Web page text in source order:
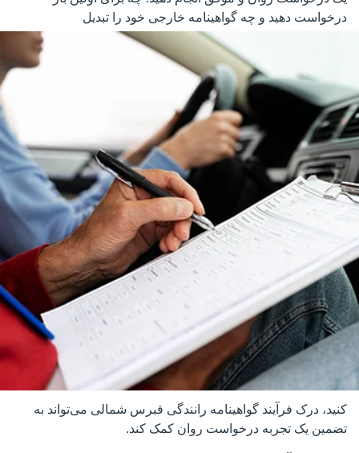
درخواست دهید و چه گواهینامه خارجی خود را تبدیل
کنید، درک فرآیند گواهینامه رانندگی قبرس شمالی می‌تواند به
تضمین یک تجربه درخواست روان کمک کند.